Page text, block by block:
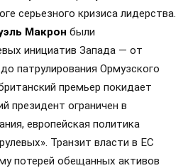
серьезного кризиса лидерства.
Макрон были
инициатив Запада — от
патрулирования Ормузского
премьер покидает
президент ограничен в
европейская политика
Транзит власти в ЕС
потерей обещанных активов